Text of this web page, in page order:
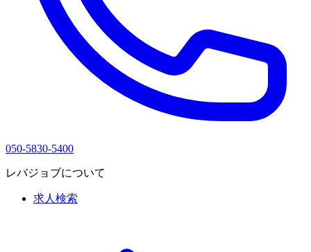
050-5830-5400
レバジョブについて
求人検索